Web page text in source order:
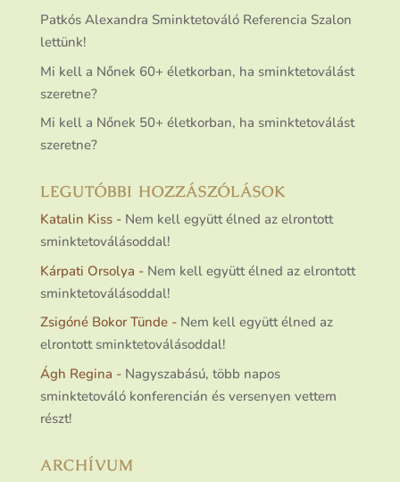
Patkós Alexandra Sminktetováló Referencia Szalon
lettünk!
Mi kell a Nőnek 60+ életkorban, ha sminktetoválást
szeretne?
Mi kell a Nőnek 50+ életkorban, ha sminktetoválást
szeretne?
LEGUTÓBBI HOZZÁSZÓLÁSOK
Katalin Kiss- Nem kell együtt élned az elrontott
sminktetoválásoddal!
Kárpati Orsolya - Nem kell együtt élned az elrontott
sminktetoválásoddal!
Zsigóné Bokor Tünde- Nem kell együtt élned az
elrontott sminktetoválásoddal!
Ágh Regina - Nagyszabású, több napos
sminktetováló konferencián és versenyen vettem
részt!
ARCHÍVUM